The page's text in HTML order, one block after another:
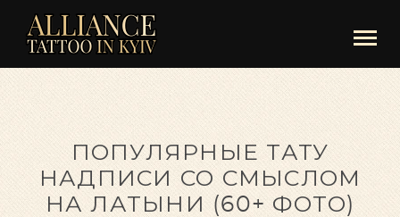
ПОПУЛЯРНЫЕ ТАТУ
НАДПИСИ СО СМЫСЛОМ
НА ЛАТЫНИ (60+ ФОТО)